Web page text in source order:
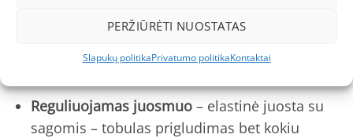
PERŽIŪRĖTI NUOSTATAS
Slapukų politikaPrivatumo politikaKontaktai
6 cm „augimo atsarga“– tiesiog atlenkite
vidinę klešnę ir kombinezonas tiks 2–3
Reguliuojamas juosmuo– elastinė juosta su
sagomis – tobulas prigludimas bet kokiu